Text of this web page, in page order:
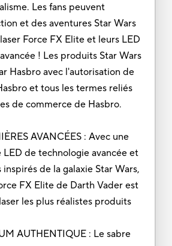
Les fans peuvent
et des aventures Star Wars
Force FX Elite et leurs LED
! Les produits Star Wars
Hasbro avec l'autorisation de
et tous les termes reliés
de commerce de Hasbro.
AVANCÉES : Avec une
de technologie avancée et
de la galaxie Star Wars,
FX Elite de Darth Vader est
les plus réalistes produits
AUTHENTIQUE : Le sabre